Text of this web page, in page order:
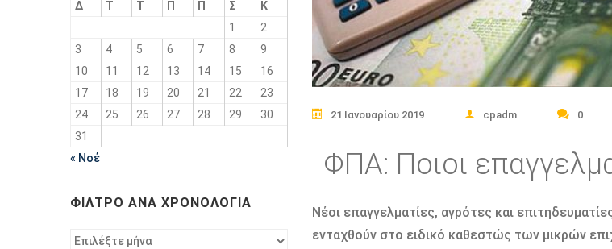
21 Ιανουαρίου 2019 cpadm 0
ΦΠΑ: Ποιοι
Νέοι επαγγελματίες, αγρότες και
ενταχθούν στο ειδικό καθεστώς των μικρών
Δ
Τ Τ Π Π Σ
Κ
1
2
3
4 5 6 7 8
9
10
11 12 13 14 15
16
17
18 19 20 21 22
23
24
25 26 27 28 29
30
31
« Νοέ
ΦΊΛΤΡΟ ΑΝΆ ΧΡΟΝΟΛΟΓΊΑ
Φίλτρο